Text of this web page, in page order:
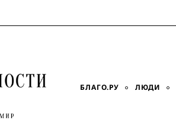
БЛАГО.РУ ЛЮДИ